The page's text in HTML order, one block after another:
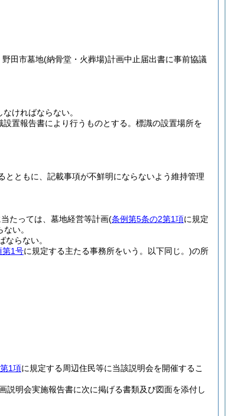
野田市墓地(納骨堂・火葬場)計画中止届出書に事前協議
ければならない。
置報告書により行うものとする。 標識の設置場所を
ともに、記載事項が不鮮明にならないよう維持管理
たっては、墓地経営等計画(条例第5条の2第1項に規定
い。
らない。
第1号に規定する主たる事務所をいう。以下同じ。)の所
1項に規定する周辺住民等に当該説明会を開催するこ
説明会実施報告書に次に掲げる書類及び図面を添付し